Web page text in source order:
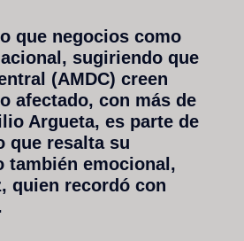
que negocios como
sugiriendo que
(AMDC) creen
afectado, con más de
Argueta, es parte de
que resalta su
también emocional,
quien recordó con